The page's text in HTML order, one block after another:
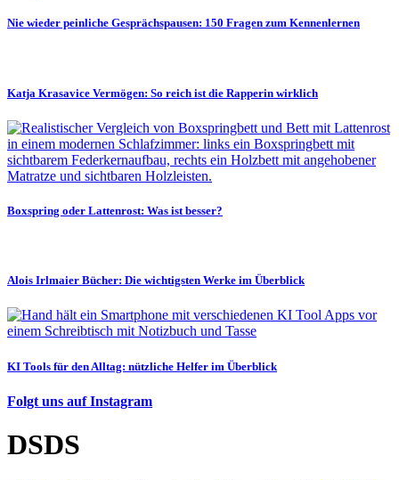
Nie wieder peinliche Gesprächspausen: 150 Fragen zum Kennenlernen
Katja Krasavice Vermögen: So reich ist die Rapperin wirklich
Boxspring oder Lattenrost: Was ist besser?
Alois Irlmaier Bücher: Die wichtigsten Werke im Überblick
KI Tools für den Alltag: nützliche Helfer im Überblick
Folgt uns auf Instagram
DSDS